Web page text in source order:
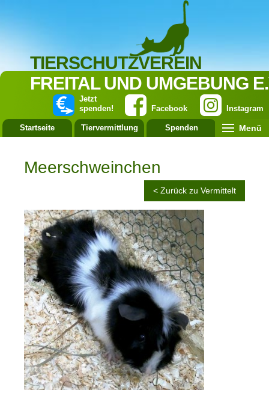
TIERSCHUTZVEREIN
FREITAL UND UMGEBUNG
Instagram
Facebook
Jetzt
spenden!
Startseite Tiervermittlung Spenden Menü
Meerschweinchen
< Zurück zu Vermittelt